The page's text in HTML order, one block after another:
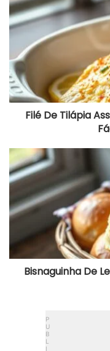
De
Tilápia
Assado
Forno
Com
Maionese:
Fácil
E
Suculento
Filé De Tilápia
Bisnaguinha
De
Leite
Caseira:
Fofinha
E
Fácil
2h30
Bisnaguinha De